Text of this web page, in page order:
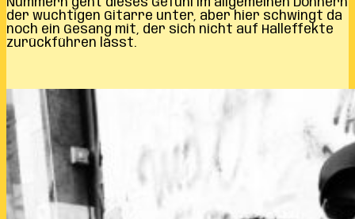
der wuchtigen Gitarre unter, aber hier schwingt da
noch ein Gesang mit, der sich nicht auf Halleffekte
zurückführen lässt.